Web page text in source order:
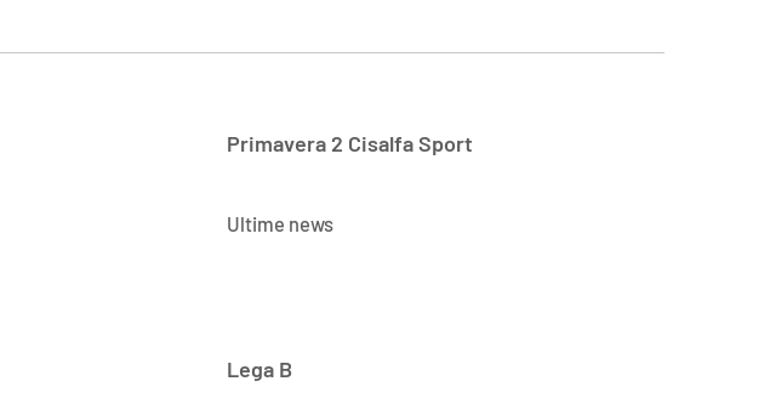
Primavera 2 Cisalfa Sport
Ultime news
Lega B